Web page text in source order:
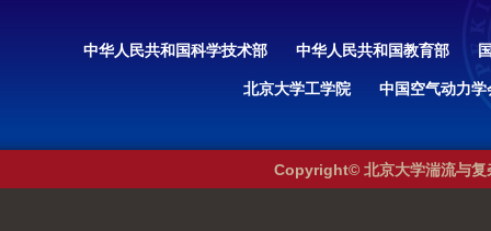
中华人民共和国科学技术部 中华人民共和国教育部
北京大学工学院 中国空气动力学
Copyright© 北京大学湍流与